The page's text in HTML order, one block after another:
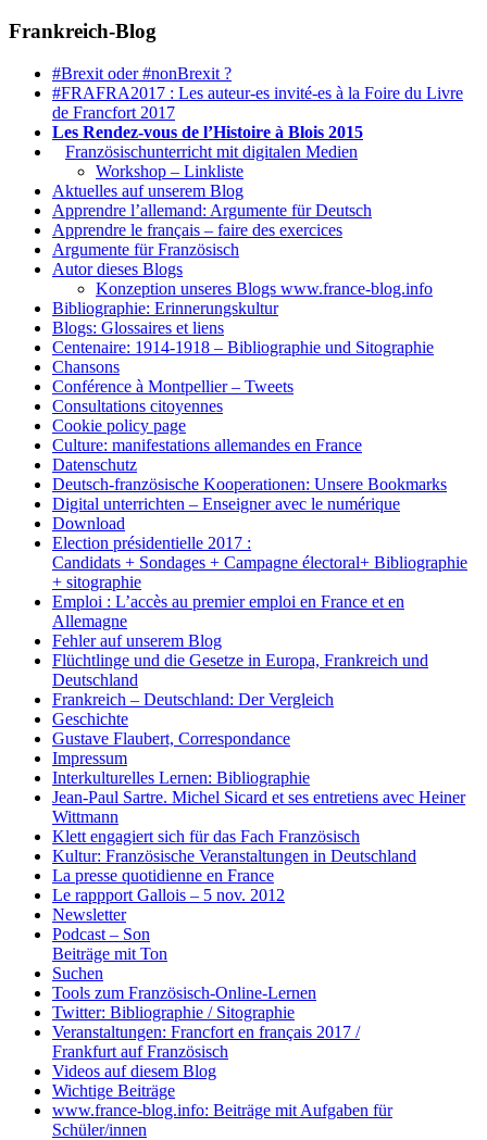
Frankreich-Blog
#Brexit oder #nonBrexit ?
#FRAFRA2017 : Les auteur-es invité-es à la Foire du Livre
de Francfort 2017
Les Rendez-vous de l’Histoire à Blois 2015
Französischunterricht mit digitalen Medien
Workshop – Linkliste
Aktuelles auf unserem Blog
Apprendre l’allemand: Argumente für Deutsch
Apprendre le français – faire des exercices
Argumente für Französisch
Autor dieses Blogs
Konzeption unseres Blogs www.france-blog.info
Bibliographie: Erinnerungskultur
Blogs: Glossaires et liens
Centenaire: 1914-1918 – Bibliographie und Sitographie
Chansons
Conférence à Montpellier – Tweets
Consultations citoyennes
Cookie policy page
Culture: manifestations allemandes en France
Datenschutz
Deutsch-französische Kooperationen: Unsere Bookmarks
Digital unterrichten – Enseigner avec le numérique
Download
Election présidentielle 2017 :
Candidats + Sondages + Campagne électoral+ Bibliographie
+ sitographie
Emploi : L’accès au premier emploi en France et en
Allemagne
Fehler auf unserem Blog
Flüchtlinge und die Gesetze in Europa, Frankreich und
Deutschland
Frankreich – Deutschland: Der Vergleich
Geschichte
Gustave Flaubert, Correspondance
Impressum
Interkulturelles Lernen: Bibliographie
Jean-Paul Sartre. Michel Sicard et ses entretiens avec Heiner
Wittmann
Klett engagiert sich für das Fach Französisch
Kultur: Französische Veranstaltungen in Deutschland
La presse quotidienne en France
Le rappport Gallois – 5 nov. 2012
Newsletter
Podcast – Son
Beiträge mit Ton
Suchen
Tools zum Französisch-Online-Lernen
Twitter: Bibliographie / Sitographie
Veranstaltungen: Francfort en français 2017 /
Frankfurt auf Französisch
Videos auf diesem Blog
Wichtige Beiträge
www.france-blog.info: Beiträge mit Aufgaben für
Schüler/innen